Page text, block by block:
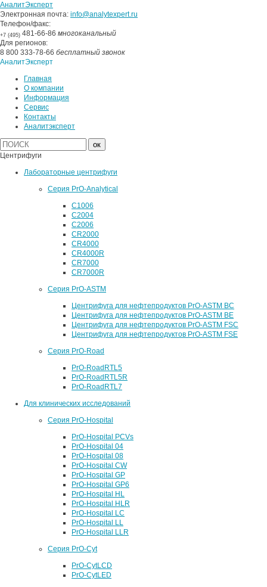
АналитЭксперт
Электронная почта: info@analytexpert.ru
Телефон/факс:
+7 (495) 481-66-86 многоканальный
Для регионов:
8 800 333-78-66 бесплатный звонок
АналитЭксперт
Главная
О компании
Информация
Сервис
Контакты
Аналитэксперт
Центрифуги
Лабораторные центрифуги
Серия PrO-Analytical
C1006
C2004
C2006
CR2000
CR4000
CR4000R
CR7000
CR7000R
Серия PrO-ASTM
Центрифуга для нефтепродуктов PrO-ASTM BC
Центрифуга для нефтепродуктов PrO-ASTM BE
Центрифуга для нефтепродуктов PrO-ASTM FSC
Центрифуга для нефтепродуктов PrO-ASTM FSE
Серия PrO-Road
PrO-RoadRTL5
PrO-RoadRTL5R
PrO-RoadRTL7
Для клинических исследований
Серия PrO-Hospital
PrO-Hospital PCVs
PrO-Hospital 04
PrO-Hospital 08
PrO-Hospital CW
PrO-Hospital GP
PrO-Hospital GP6
PrO-Hospital HL
PrO-Hospital HLR
PrO-Hospital LC
PrO-Hospital LL
PrO-Hospital LLR
Серия PrO-Cyt
PrO-CytLCD
PrO-CytLED